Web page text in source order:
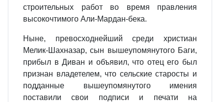
строительных работ во время правления
высокочтимого Али-Мардан-бека.
Ныне, превосходнейший среди христиан
Мелик-Шахназар, сын вышеупомянутого Баги,
прибыл в Диван и объявил, что отец его был
признан владетелем, что сельские старосты и
подданные вышеупомянутого имения
поставили свои подписи и печати на